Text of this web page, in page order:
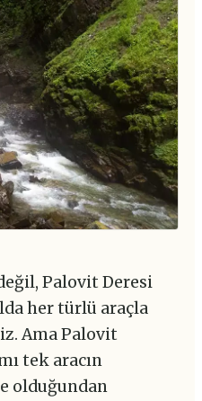
Palovit Deresi
her türlü araçla
Ama Palovit
tek aracın
olduğundan